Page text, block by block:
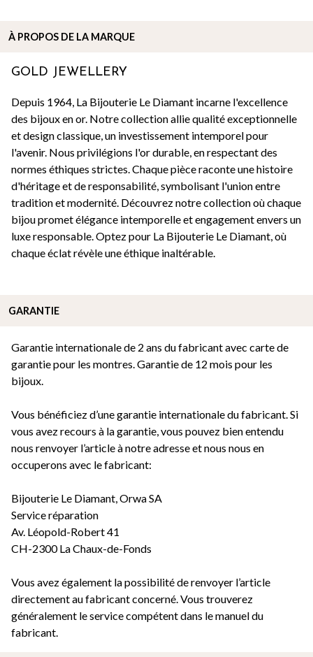
GOLD JEWELLERY
Depuis 1964, La Bijouterie Le Diamant incarne l'excellence
des bijoux en or. Notre collection allie qualité exceptionnelle
et design classique, un investissement intemporel pour
l'avenir. Nous privilégions l'or durable, en respectant des
normes éthiques strictes. Chaque pièce raconte une histoire
d'héritage et de responsabilité, symbolisant l'union entre
tradition et modernité. Découvrez notre collection où chaque
bijou promet élégance intemporelle et engagement envers un
luxe responsable. Optez pour La Bijouterie Le Diamant, où
chaque éclat révèle une éthique inaltérable.
Garantie internationale de 2 ans du fabricant avec carte de
garantie pour les montres. Garantie de 12 mois pour les
bijoux.
Vous bénéficiez d’une garantie internationale du fabricant. Si
vous avez recours à la garantie, vous pouvez bien entendu
nous renvoyer l’article à notre adresse et nous nous en
occuperons avec le fabricant:
Bijouterie Le Diamant, Orwa SA
Service réparation
Av. Léopold-Robert 41
CH-2300 La Chaux-de-Fonds
Vous avez également la possibilité de renvoyer l’article
directement au fabricant concerné. Vous trouverez
généralement le service compétent dans le manuel du
fabricant.
À PROPOS DE LA MARQUE
GARANTIE